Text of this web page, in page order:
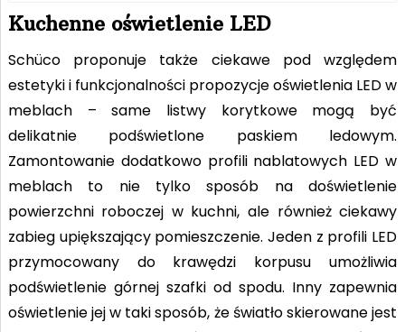
Kuchenne oświetlenie LED
Schüco proponuje także ciekawe pod względem
estetyki i funkcjonalności propozycje oświetlenia LED w
meblach – same listwy korytkowe mogą być
delikatnie podświetlone paskiem ledowym.
Zamontowanie dodatkowo profili nablatowych LED w
meblach to nie tylko sposób na doświetlenie
powierzchni roboczej w kuchni, ale również ciekawy
zabieg upiększający pomieszczenie. Jeden z profili LED
przymocowany do krawędzi korpusu umożliwia
podświetlenie górnej szafki od spodu. Inny zapewnia
oświetlenie jej w taki sposób, że światło skierowane jest